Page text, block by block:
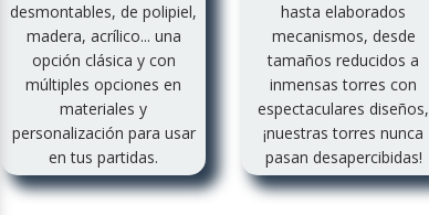
desmontables, de polipiel,
madera, acrílico... una
opción clásica y con
múltiples opciones en
materiales y
personalización para usar
en tus partidas.
hasta elaborados
mecanismos, desde
tamaños reducidos a
inmensas torres con
espectaculares diseños,
¡nuestras torres nunca
pasan desapercibidas!